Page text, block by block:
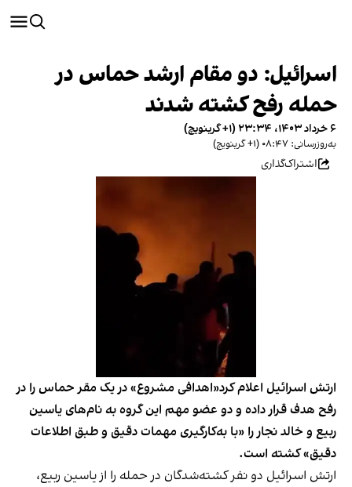
اسرائیل: دو مقام ارشد حماس در
حمله‌ رفح کشته شدند
۶ خرداد ۱۴۰۳، ۲۳:۳۴ (‎+۱ گرینویچ)
به‌روزرسانی: ۰۸:۴۷ (‎+۱ گرینویچ)
اشتراک‌گذاری
ارتش اسرائیل اعلام کرد«اهدافی مشروع» در یک مقر حماس را در
رفح هدف قرار داده و دو عضو مهم این گروه به نام‌های ياسين
ربيع و خالد نجار را «با به‌کارگیری مهمات دقیق و طبق اطلاعات
دقیق» کشته است.
ارتش اسرائیل دو نفر کشته‌شدگان در حمله را از ياسين ربيع،